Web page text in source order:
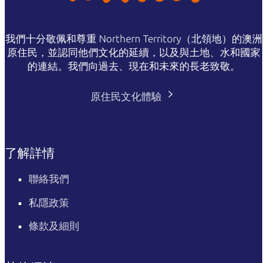
我們十分敬佩和尊重 Northern Territory（北領地）的澳洲
原住民，並認同他們文化的延續，以及與土地、水和國家
的連結。我們向過去、現在和未來的長老致敬。
原住民文化體驗
了解詳情
聯絡我們
私隱政策
條款及細則